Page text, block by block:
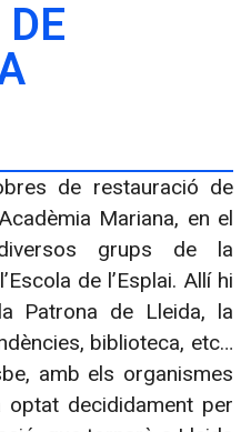
de restauració de
Mariana, en el
grups de la
de l’Esplai. Allí hi
Patrona de Lleida, la
biblioteca, etc…
amb els organismes
decididament per